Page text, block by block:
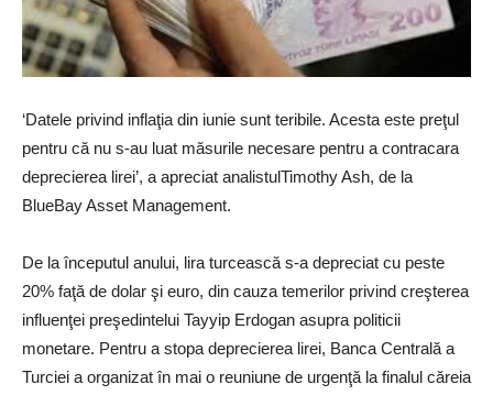
‘Datele privind inflaţia din iunie sunt teribile. Acesta este preţul
pentru că nu s-au luat măsurile necesare pentru a contracara
deprecierea lirei’, a apreciat analistulTimothy Ash, de la
BlueBay Asset Management.
De la începutul anului, lira turcească s-a depreciat cu peste
20% faţă de dolar şi euro, din cauza temerilor privind creşterea
influenţei preşedintelui Tayyip Erdogan asupra politicii
monetare. Pentru a stopa deprecierea lirei, Banca Centrală a
Turciei a organizat în mai o reuniune de urgenţă la finalul căreia